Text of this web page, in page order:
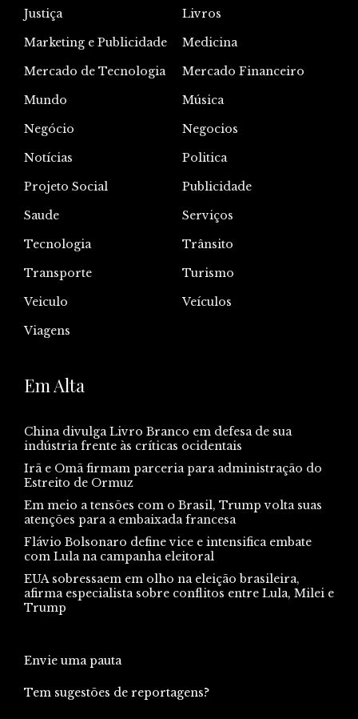
Justiça
Livros
Marketing e Publicidade
Medicina
Mercado de Tecnologia
Mercado Financeiro
Mundo
Música
Negócio
Negocios
Notícias
Politica
Projeto Social
Publicidade
Saude
Serviços
Tecnologia
Trânsito
Transporte
Turismo
Veiculo
Veículos
Viagens
Em Alta
China divulga Livro Branco em defesa de sua
indústria frente às críticas ocidentais
Irã e Omã firmam parceria para administração do
Estreito de Ormuz
Em meio a tensões com o Brasil, Trump volta suas
atenções para a embaixada francesa
Flávio Bolsonaro define vice e intensifica embate
com Lula na campanha eleitoral
EUA sobressaem em olho na eleição brasileira,
afirma especialista sobre conflitos entre Lula, Milei e
Trump
Envie uma pauta
Tem sugestões de reportagens?